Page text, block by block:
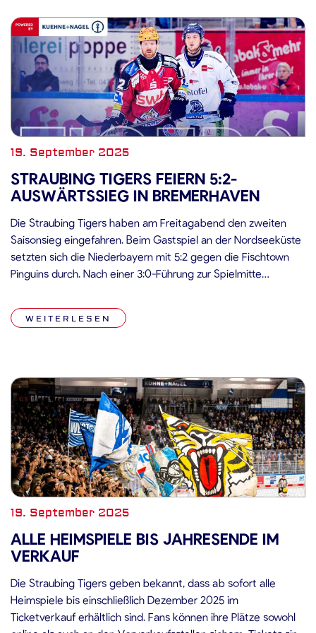
19. September 2025
STRAUBING TIGERS FEIERN 5:2-
AUSWÄRTSSIEG IN BREMERHAVEN
Die Straubing Tigers haben am Freitagabend den zweiten
Saisonsieg eingefahren. Beim Gastspiel an der Nordseeküste
setzten sich die Niederbayern mit 5:2 gegen die Fischtown
Pinguins durch. Nach einer 3:0-Führung zur Spielmitte
spannend, doch in den letzten Minuten sorgten Elis Hede und
Nick Halloran mit ihren Treffern für […]
WEITERLESEN
19. September 2025
ALLE HEIMSPIELE BIS JAHRESENDE IM
VERKAUF
Die Straubing Tigers geben bekannt, dass ab sofort alle
Heimspiele bis einschließlich Dezember 2025 im
Ticketverkauf erhältlich sind. Fans können ihre Plätze sowohl